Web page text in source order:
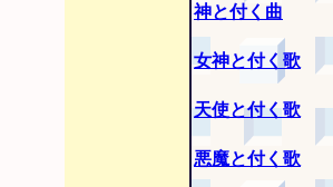
神と付く曲
女神と付く歌
天使と付く歌
悪魔と付く歌